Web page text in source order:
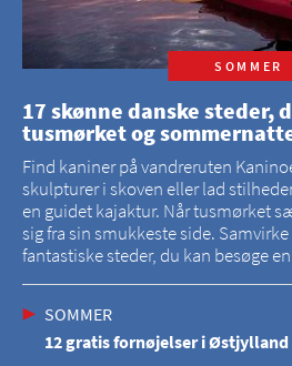
SOMMER
17 skønne danske steder,
tusmørket og
Find kaniner på vandreruten
skulpturer i skoven eller lad
en guidet kajaktur. Når tusmørket
sig fra sin smukkeste side.
fantastiske steder, du kan besøge
SOMMER
12 gratis fornøjelser i Østjylland